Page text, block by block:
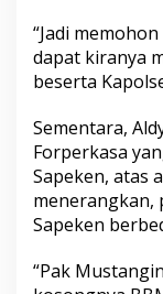
“Jadi
dapat kiranya
beserta
Sementara,
Forperkasa
Sapeken, atas
menerangkan,
Sapeken
“Pak